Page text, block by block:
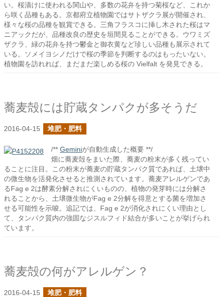
い。桜漬けに使われる関山や、多数の花弁を持つ菊桜など、これか
ら咲く品種もある。京都府立植物園ではサトザクラ展が開催され、
様々な桜の品種を観賞できる。三角フラスコに挿し木された桜はマ
ニアックだが、品種改良の歴史を垣間見ることができる。ウワミズ
ザクラ、緑の花弁を持つ鬱金と御衣黄など珍しい品種も展示されて
いる。ソメイヨシノだけで桜の季節を判断するのはもったいない。
植物園を訪れれば、まだまだ楽しめる桜の Vielfalt を発見できる。
蕎麦殻には貯蔵タンパクが多そうだ
2016-04-15 堆肥・肥料
/** Geminiが自動生成した概要 **/
畑に蕎麦殻をまいた際、蕎麦の粉末が多く残ってい
ることに注目。この粉末が蕎麦の貯蔵タンパク質であれば、土壌中
の微生物を活発化させると推測されています。蕎麦アレルゲンであ
るFag e 2は酵素分解されにくいものの、植物の発芽時には分解さ
れることから、土壌微生物がFag e 2分解を得意とする菌を増加さ
せる可能性を示唆。追記では、Fag e 2が消化されにくい理由とし
て、タンパク質内の強固なジスルフィド結合が多いことが挙げられ
ています。
蕎麦殻の何がアレルゲン？
2016-04-15 堆肥・肥料